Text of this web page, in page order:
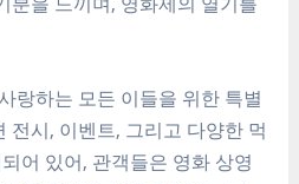
랑하는 모든 이들을 위한 특별
전시, 이벤트, 그리고 다양한 먹
어 있어, 관객들은 영화 상영